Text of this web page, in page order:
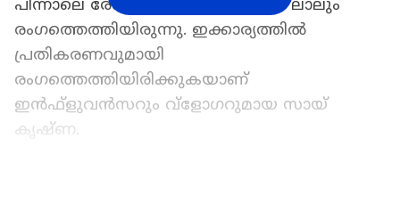
പിന്നാലെ രേണുവിനെതിരെ വിപിൻ ലാലും
രംഗത്തെത്തിയിരുന്നു. ഇക്കാര്യത്തിൽ
പ്രതികരണവുമായി
രംഗത്തെത്തിയിരിക്കുകയാണ്
ഇൻഫ്ളുവൻസറും വ്ളോഗറുമായ സായ്
കൃഷ്ണ.